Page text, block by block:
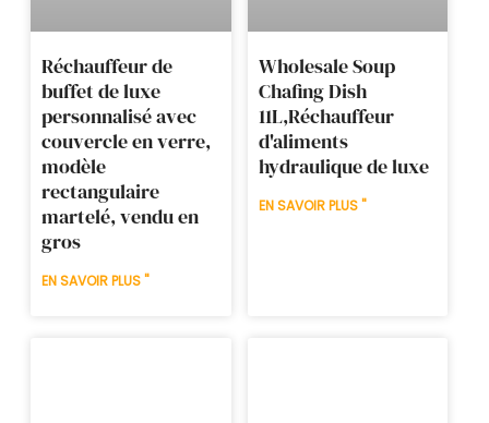
Réchauffeur de
buffet de luxe
personnalisé avec
couvercle en verre,
modèle
rectangulaire
martelé, vendu en
gros
EN SAVOIR PLUS "
Wholesale Soup
Chafing Dish
11L,Réchauffeur
d'aliments
hydraulique de luxe
EN SAVOIR PLUS "